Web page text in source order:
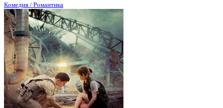
Комедия / Романтика